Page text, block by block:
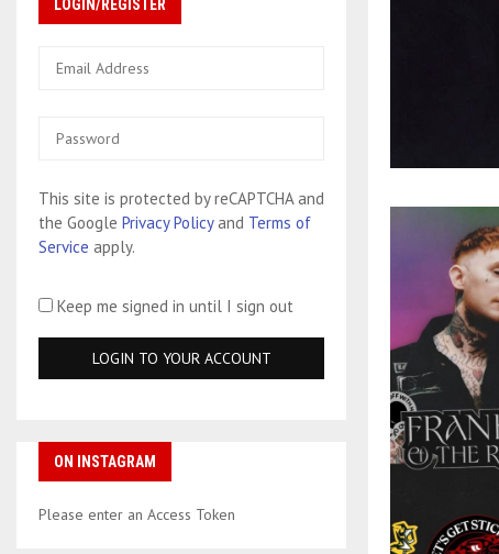
LOGIN/REGISTER
This site is protected by reCAPTCHA and
the Google Privacy Policyand Terms of
Service apply.
Keep me signed in until I sign out
ON INSTAGRAM
Please enter an Access Token